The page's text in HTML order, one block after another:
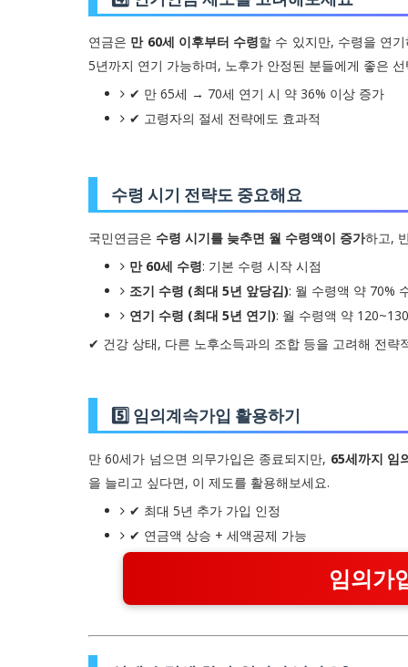
연금은 만 60세 이후부터 수령할 수 있지만, 수령을 연
5년까지 연기 가능하며, 노후가 안정된 분들에게 좋은
✔ 만 65세 → 70세 연기 시 약 36% 이상 증가
✔ 고령자의 절세 전략에도 효과적
수령 시기 전략도 중요해요
국민연금은 수령 시기를 늦추면 월 수령액이 증가하고,
만 60세 수령: 기본 수령 시작 시점
조기 수령 (최대 5년 앞당김): 월 수령액 약 70%
연기 수령 (최대 5년 연기): 월 수령액 약
✔ 건강 상태, 다른 노후소득과의 조합 등을 고려해 전략
5️⃣ 임의계속가입 활용하기
만 60세가 넘으면 의무가입은 종료되지만, 65세까지 임
을 늘리고 싶다면, 이 제도를 활용해보세요.
✔ 최대 5년 추가 가입 인정
✔ 연금액 상승 + 세액공제 가능
임의가